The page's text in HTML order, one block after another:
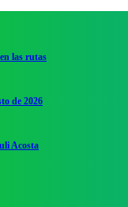
las rutas
de 2026
Acosta